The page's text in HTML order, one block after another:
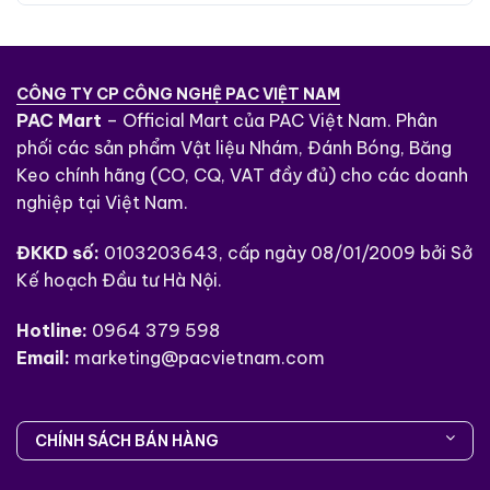
phát sinh và tiết kiệm chi phí vận hành. Đây là
Khám phá thêm vềbăng keo bảo vệ đường
biên tesa 4244để cải thiện hiệu quả làm
việc và đạt được kết quả tối ưu nhất!
CÔNG TY CP CÔNG NGHỆ PAC VIỆT NAM
PAC Mart – Official Mart của PAC Việt Nam. Phân
phối các sản phẩm Vật liệu Nhám, Đánh Bóng, Băng
Keo chính hãng (CO, CQ, VAT đầy đủ) cho các doanh
nghiệp tại Việt Nam.
ĐKKD số: 0103203643, cấp ngày 08/01/2009 bởi Sở
Kế hoạch Đầu tư Hà Nội.
Hotline: 0964 379 598
Email: marketing@pacvietnam.com
CHÍNH SÁCH BÁN HÀNG